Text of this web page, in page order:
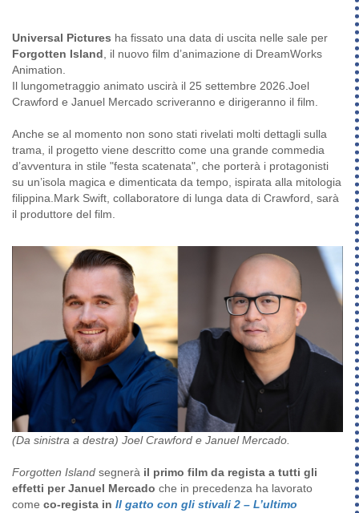
Universal Pictures ha fissato una data di uscita nelle sale per
Forgotten Island , il nuovo film d’animazione di DreamWorks
Animation.
Il lungometraggio animato uscirà il 25 settembre 2026.Joel
Crawford e Januel Mercado scriveranno e dirigeranno il film.
Anche se al momento non sono stati rivelati molti dettagli sulla
trama, il progetto viene descritto come una grande commedia
d’avventura in stile "festa scatenata", che porterà i protagonisti
su un’isola magica e dimenticata da tempo, ispirata alla mitologia
filippina.Mark Swift, collaboratore di lunga data di Crawford, sarà
il produttore del film.
(Da sinistra a destra) Joel Crawford e Januel Mercado.
Forgotten Island segnerà il primo film da regista a tutti gli
effetti per Januel Mercado che in precedenza ha lavorato
come co-regista in Il gatto con gli stivali 2 – L’ultimo